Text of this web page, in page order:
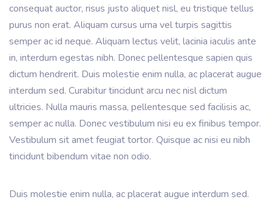
consequat auctor, risus justo aliquet nisl, eu tristique tellus
purus non erat. Aliquam cursus urna vel turpis sagittis
semper ac id neque. Aliquam lectus velit, lacinia iaculis ante
in, interdum egestas nibh. Donec pellentesque sapien quis
dictum hendrerit. Duis molestie enim nulla, ac placerat augue
interdum sed. Curabitur tincidunt arcu nec nisl dictum
ultricies. Nulla mauris massa, pellentesque sed facilisis ac,
semper ac nulla. Donec vestibulum nisi eu ex finibus tempor.
Vestibulum sit amet feugiat tortor. Quisque ac nisi eu nibh
tincidunt bibendum vitae non odio.
Duis molestie enim nulla, ac placerat augue interdum sed.